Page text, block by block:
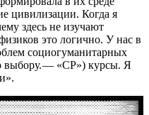
цивилизации. Когда я
здесь не изучают
это логично. У нас в
социогуманитарных
выбору. — ​«СР») курсы. Я